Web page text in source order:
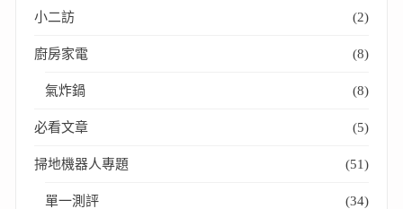
小二訪 (2)
廚房家電 (8)
氣炸鍋 (8)
必看文章 (5)
掃地機器人專題 (51)
單一測評 (34)